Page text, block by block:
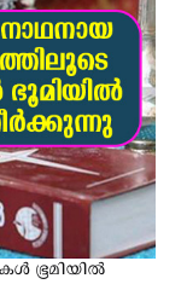
ഭൂമിയിൽ